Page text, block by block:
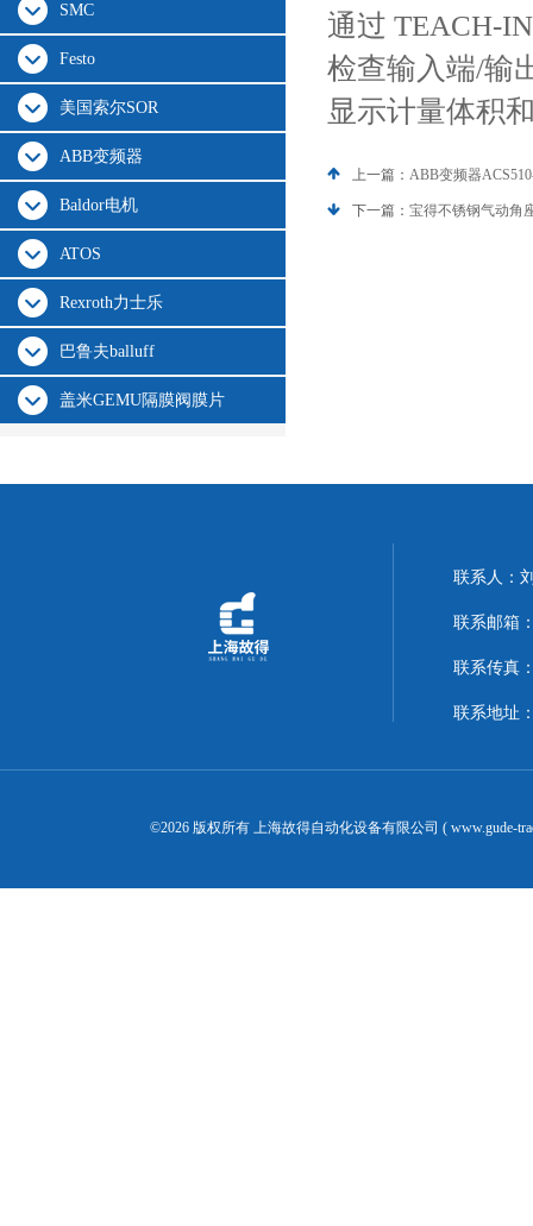
SMC
Festo
美国索尔SOR
ABB变频器
Baldor电机
ATOS
Rexroth力士乐
巴鲁夫balluff
盖米GEMU隔膜阀膜片
通过 TEACH-
检查输入端/输
显示计量体积
上一篇： ABB变频器
下一篇： 宝得不锈钢气动角
联系人：
联系邮箱
联系传真
联系地址
©2026 版权所有 上海故得自动化设备有限公司 ( www.gude-